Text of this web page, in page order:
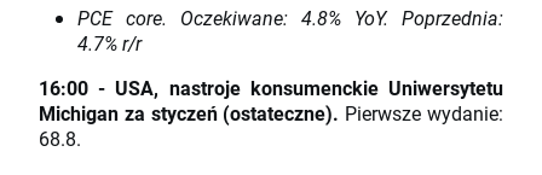
PCE core. Oczekiwane: 4.8% YoY. Poprzednia:
4.7% r/r
16:00 - USA, nastroje konsumenckie Uniwersytetu
Michigan za styczeń (ostateczne). Pierwsze wydanie:
68.8.